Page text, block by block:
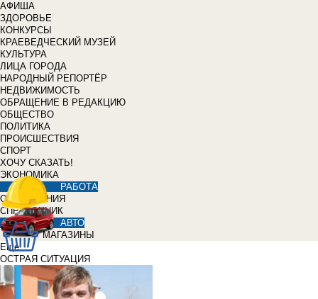
АФИША
ЗДОРОВЬЕ
КОНКУРСЫ
КРАЕВЕДЧЕСКИЙ МУЗЕЙ
КУЛЬТУРА
ЛИЦА ГОРОДА
НАРОДНЫЙ РЕПОРТЁР
НЕДВИЖИМОСТЬ
ОБРАЩЕНИЕ В РЕДАКЦИЮ
ОБЩЕСТВО
ПОЛИТИКА
ПРОИСШЕСТВИЯ
СПОРТ
ХОЧУ СКАЗАТЬ!
ЭКОНОМИКА
РАБОТА
ОБЪЯВЛЕНИЯ
СПРАВОЧНИК
АВТО
МАГАЗИНЫ
Еще
ОСТРАЯ СИТУАЦИЯ